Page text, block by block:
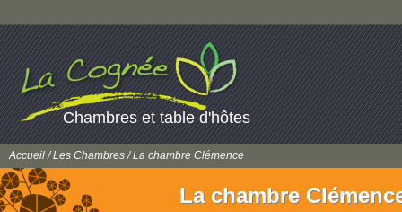
Chambres et table d'hôtes
Accueil/Les Chambres/ La chambre Clémence
La chambre